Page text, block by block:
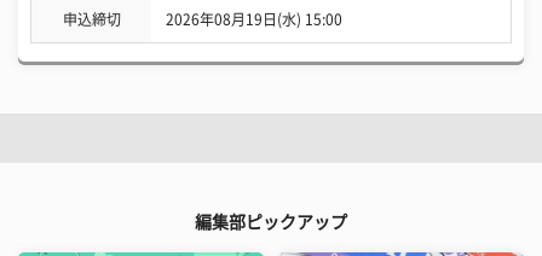
申込締切 2026年08月19日(水) 15:00
編集部ピックアップ